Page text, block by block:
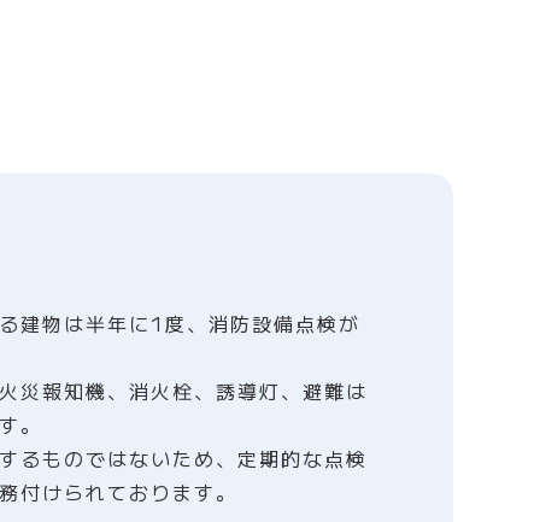
建物は半年に1度、消防設備点検が
災報知機、消火栓、誘導灯、避難は
。
るものではないため、定期的な点検
付けられております。